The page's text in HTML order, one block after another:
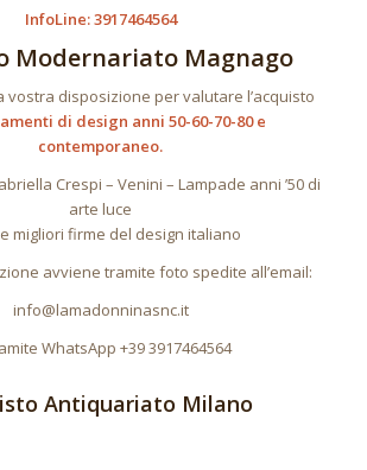
InfoLine: 3917464564
Modernariato Magnago
vostra disposizione per valutare l’acquisto
di design anni 50-60-70-80 e
contemporaneo.
Crespi – Venini – Lampade anni ’50 di
arte luce
migliori firme del design italiano
avviene tramite foto spedite all’email:
info@lamadonninasnc.it
WhatsApp +39 3917464564
Antiquariato Milano